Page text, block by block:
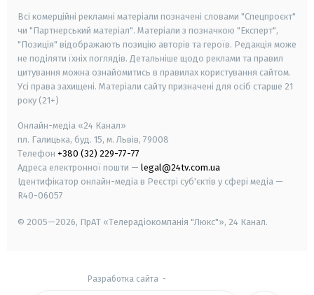
Всі комерційні рекламні матеріали позначені словами "Спецпроєкт"
чи "Партнерський матеріал". Матеріали з позначкою "Експерт",
"Позиція" відображають позицію авторів та героїв. Редакція може
не поділяти їхніх поглядів. Детальніше щодо реклами та правил
цитування можна ознайомитись в правилах користування сайтом.
Усі права захищені. Матеріали сайту призначені для осіб старше 21
року (21+)
Онлайн-медіа «24 Канал»
пл. Галицька, буд. 15, м. Львів, 79008
Телефон +380 (32) 229-77-77
Адреса електронної пошти — legal@24tv.com.ua
Ідентифікатор онлайн-медіа в Реєстрі суб'єктів у сфері медіа —
R40-06057
© 2005—2026, ПрАТ «Телерадіокомпанія "Люкс"», 24 Канал.
Разработка сайта -